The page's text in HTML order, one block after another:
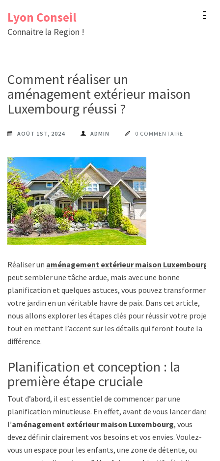
contenu
Lyon Conseil
Connaitre la Region !
Comment réaliser un
aménagement extérieur maison
Luxembourg réussi ?
AOÛT 1ST, 2024 ADMIN 0 COMMENTAIRE
Réaliser un aménagement extérieur maison Luxembourg
peut sembler une tâche ardue, mais avec une bonne
planification et quelques astuces, vous pouvez transformer
votre jardin en un véritable havre de paix. Dans cet article,
nous allons explorer les étapes clés pour réussir votre projet,
tout en mettant l’accent sur les détails qui feront toute la
différence.
Planification et conception : la
première étape cruciale
Tout d’abord, il est essentiel de commencer par une
planification minutieuse. En effet, avant de vous lancer dans
l’aménagement extérieur maison Luxembourg, vous
devez définir clairement vos besoins et vos envies. Voulez-
vous un espace pour les enfants, une zone de détente, ou